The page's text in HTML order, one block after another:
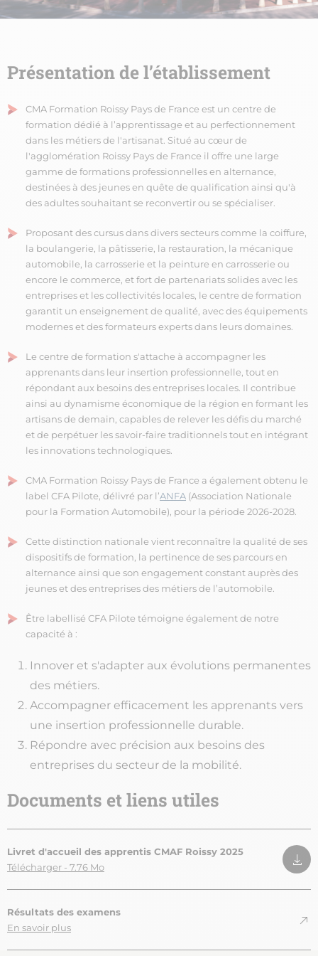
Présentation de l’établissement
CMA Formation Roissy Pays de France est un centre de
formation dédié à l’apprentissage et au perfectionnement
dans les métiers de l'artisanat. Situé au cœur de
l'agglomération Roissy Pays de France il offre une large
gamme de formations professionnelles en alternance,
destinées à des jeunes en quête de qualification ainsi qu'à
des adultes souhaitant se reconvertir ou se spécialiser.
Proposant des cursus dans divers secteurs comme la coiffure,
la boulangerie, la pâtisserie, la restauration, la mécanique
automobile, la carrosserie et la peinture en carrosserie ou
encore le commerce, et fort de partenariats solides avec les
entreprises et les collectivités locales, le centre de formation
garantit un enseignement de qualité, avec des équipements
modernes et des formateurs experts dans leurs domaines.
Le centre de formation s'attache à accompagner les
apprenants dans leur insertion professionnelle, tout en
répondant aux besoins des entreprises locales. Il contribue
ainsi au dynamisme économique de la région en formant les
artisans de demain, capables de relever les défis du marché
et de perpétuer les savoir-faire traditionnels tout en intégrant
les innovations technologiques.
CMA Formation Roissy Pays de France a également obtenu le
label CFA Pilote, délivré par l’ANFA (Association Nationale
pour la Formation Automobile), pour la période 2026-2028.
Cette distinction nationale vient reconnaître la qualité de ses
dispositifs de formation, la pertinence de ses parcours en
alternance ainsi que son engagement constant auprès des
jeunes et des entreprises des métiers de l’automobile.
Être labellisé CFA Pilote témoigne également de notre
capacité à :
Innover et s'adapter aux évolutions permanentes
des métiers.
Accompagner efficacement les apprenants vers
une insertion professionnelle durable.
Répondre avec précision aux besoins des
entreprises du secteur de la mobilité.
Documents et liens utiles
Livret d'accueil des apprentis CMAF Roissy 2025
Télécharger - 7.76 Mo
Résultats des examens
En savoir plus